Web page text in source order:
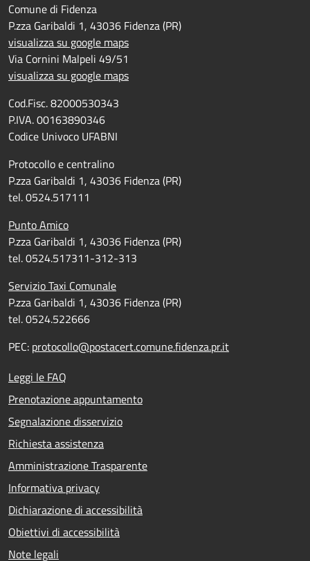
Comune di Fidenza
P.zza Garibaldi 1, 43036 Fidenza (PR)
visualizza su google maps
Via Cornini Malpeli 49/51
visualizza su google maps
Cod.Fisc. 82000530343
P.IVA. 00163890346
Codice Univoco UFABNI
Protocollo e centralino
P.zza Garibaldi 1, 43036 Fidenza (PR)
tel. 0524.517111
Punto Amico
P.zza Garibaldi 1, 43036 Fidenza (PR)
tel. 0524.517311-312-313
Servizio Taxi Comunale
P.zza Garibaldi 1, 43036 Fidenza (PR)
tel. 0524.522666
PEC: protocollo@postacert.comune.fidenza.pr.it
Leggi le FAQ
Prenotazione appuntamento
Segnalazione disservizio
Richiesta assistenza
Amministrazione Trasparente
Informativa privacy
Dichiarazione di accessibilità
Obiettivi di accessibilità
Note legali